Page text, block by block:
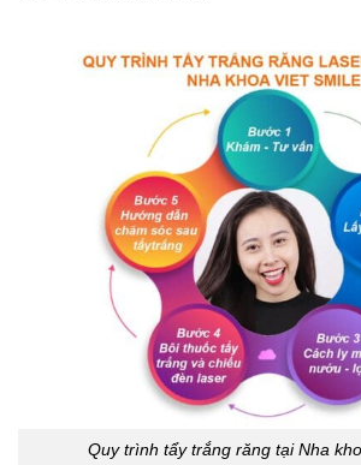
Quy trình tẩy trắng răng tại Nha